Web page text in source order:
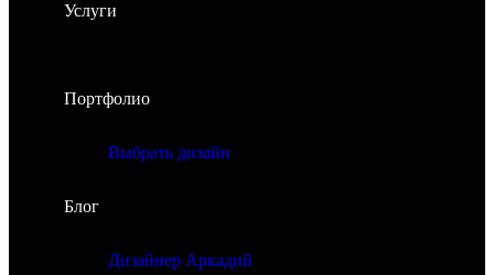
Услуги
Портфолио
Выбрать дизайн
Блог
Дизайнер Аркадий